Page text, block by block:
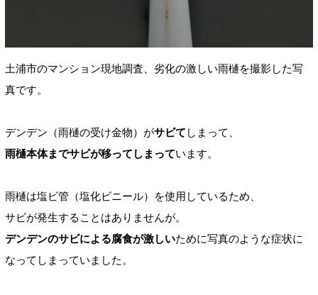
土浦市のマンション現地調査、劣化の激しい雨樋を撮影した写
真です。
デンデン（雨樋の受け金物）がサビて しまって、
雨樋本体までサビが移ってしまっています。
雨樋は塩ビ管（塩化ビニール）を使用しているため、
サビが発生することはありませんが。
デンデンのサビによる腐食が激しいために写真のような症状に
なってしまっていました。